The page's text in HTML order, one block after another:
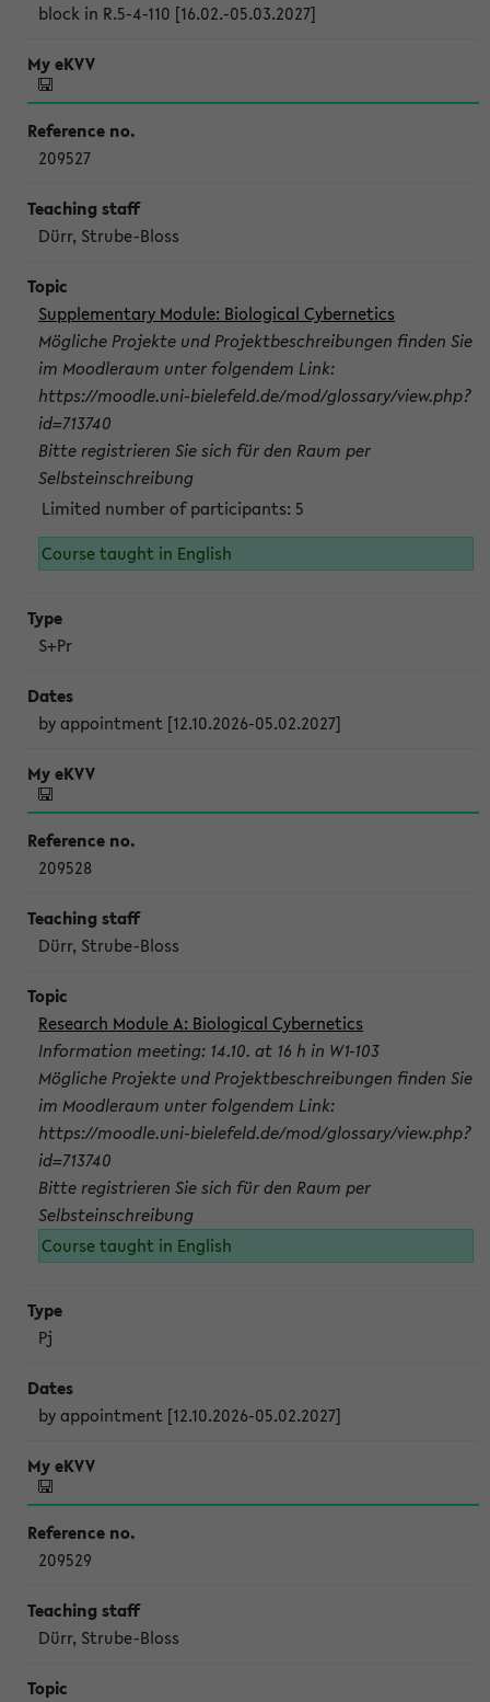
block in R.5-4-110 [16.02.-05.03.2027]
209527
Dürr, Strube-Bloss
Supplementary Module: Biological Cybernetics
Mögliche Projekte und Projektbeschreibungen finden Sie
im Moodleraum unter folgendem Link:
https://moodle.uni-bielefeld.de/mod/glossary/view.php?
id=713740
Bitte registrieren Sie sich für den Raum per
Selbsteinschreibung
Limited number of participants: 5
Course taught in English
S+Pr
by appointment [12.10.2026-05.02.2027]
209528
Dürr, Strube-Bloss
Research Module A: Biological Cybernetics
Information meeting: 14.10. at 16 h in W1-103
Mögliche Projekte und Projektbeschreibungen finden Sie
im Moodleraum unter folgendem Link:
https://moodle.uni-bielefeld.de/mod/glossary/view.php?
id=713740
Bitte registrieren Sie sich für den Raum per
Selbsteinschreibung
Course taught in English
Pj
by appointment [12.10.2026-05.02.2027]
209529
Dürr, Strube-Bloss